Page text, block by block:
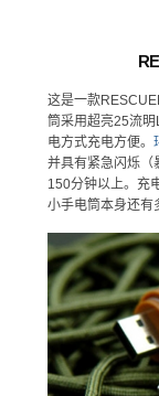
这是一款
筒采用超亮25流
电方式充电方便。
并具有紧急闪烁（
150分钟以上。充
小手电筒本身还有